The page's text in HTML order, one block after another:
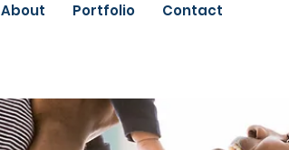
About Portfolio Contact